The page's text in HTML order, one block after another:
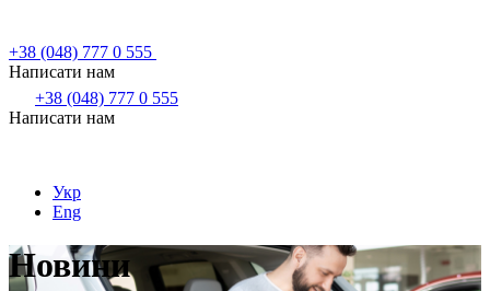
+38 (048) 777 0 555
Написати нам
+38 (048) 777 0 555
Написати нам
Укр
Eng
Новини